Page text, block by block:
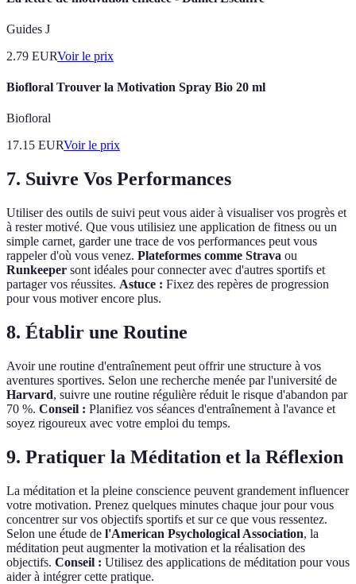
Guides J
2.79 EURVoir le prix
Biofloral Trouver la Motivation Spray Bio 20 ml
Biofloral
17.15 EURVoir le prix
7. Suivre Vos Performances
Utiliser des outils de suivi peut vous aider à visualiser vos progrès et
à rester motivé. Que vous utilisiez une application de fitness ou un
simple carnet, garder une trace de vos performances peut vous
rappeler d'où vous venez. Plateformes comme Strava ou
Runkeeper sont idéales pour connecter avec d'autres sportifs et
partager vos réussites. Astuce : Fixez des repères de progression
pour vous motiver encore plus.
8. Établir une Routine
Avoir une routine d'entraînement peut offrir une structure à vos
aventures sportives. Selon une recherche menée par l'université de
Harvard, suivre une routine régulière réduit le risque d'abandon par
70 %. Conseil : Planifiez vos séances d'entraînement à l'avance et
soyez rigoureux avec votre emploi du temps.
9. Pratiquer la Méditation et la Réflexion
La méditation et la pleine conscience peuvent grandement influencer
votre motivation. Prenez quelques minutes chaque jour pour vous
concentrer sur vos objectifs sportifs et sur ce que vous ressentez.
Selon une étude de l'American Psychological Association, la
méditation peut augmenter la motivation et la réalisation des
objectifs. Conseil : Utilisez des applications de méditation pour vous
aider à intégrer cette pratique.